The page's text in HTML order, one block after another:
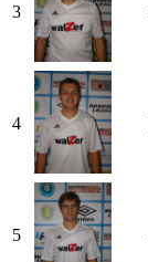
3
4
5